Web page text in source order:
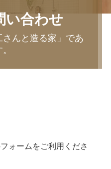
い合わせ
んと造る家」であ
ォームをご利用くださ